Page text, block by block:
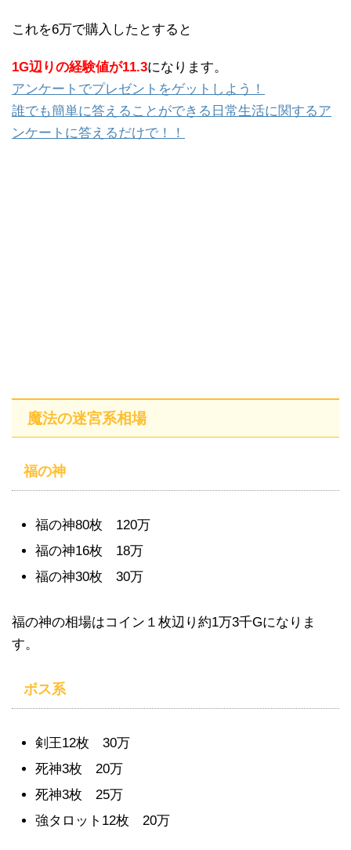
これを6万で購入したとすると
1G辺りの経験値が11.3になります。
アンケートでプレゼントをゲットしよう！
誰でも簡単に答えることができる日常生活に関するア
ンケートに答えるだけで！！
魔法の迷宮系相場
福の神
福の神80枚 120万
福の神16枚 18万
福の神30枚 30万
福の神の相場はコイン１枚辺り約1万3千Gになりま
す。
ボス系
剣王12枚 30万
死神3枚 20万
死神3枚 25万
強タロット12枚 20万